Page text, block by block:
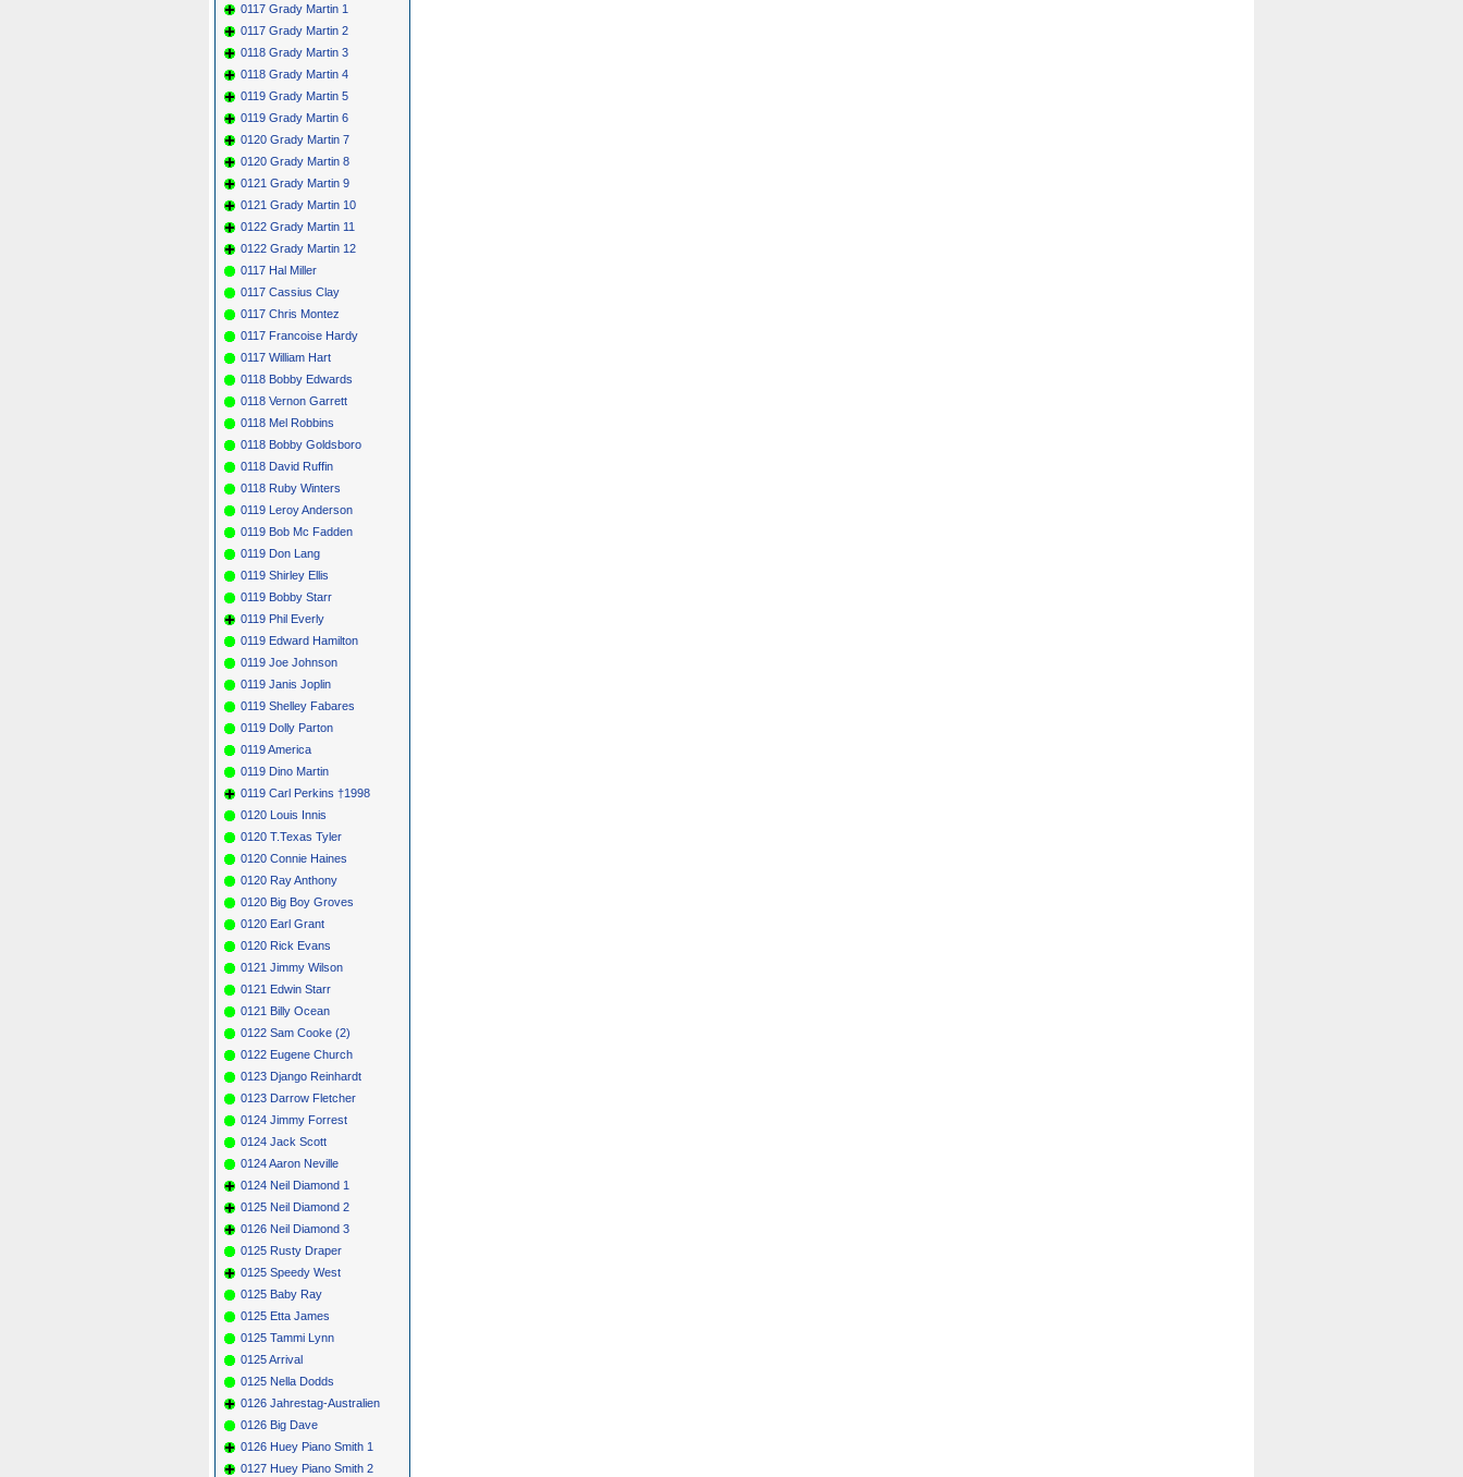
0117 Grady Martin 1
0117 Grady Martin 2
0118 Grady Martin 3
0118 Grady Martin 4
0119 Grady Martin 5
0119 Grady Martin 6
0120 Grady Martin 7
0120 Grady Martin 8
0121 Grady Martin 9
0121 Grady Martin 10
0122 Grady Martin 11
0122 Grady Martin 12
0117 Hal Miller
0117 Cassius Clay
0117 Chris Montez
0117 Francoise Hardy
0117 William Hart
0118 Bobby Edwards
0118 Vernon Garrett
0118 Mel Robbins
0118 Bobby Goldsboro
0118 David Ruffin
0118 Ruby Winters
0119 Leroy Anderson
0119 Bob Mc Fadden
0119 Don Lang
0119 Shirley Ellis
0119 Bobby Starr
0119 Phil Everly
0119 Edward Hamilton
0119 Joe Johnson
0119 Janis Joplin
0119 Shelley Fabares
0119 Dolly Parton
0119 America
0119 Dino Martin
0119 Carl Perkins †1998
0120 Louis Innis
0120 T.Texas Tyler
0120 Connie Haines
0120 Ray Anthony
0120 Big Boy Groves
0120 Earl Grant
0120 Rick Evans
0121 Jimmy Wilson
0121 Edwin Starr
0121 Billy Ocean
0122 Sam Cooke (2)
0122 Eugene Church
0123 Django Reinhardt
0123 Darrow Fletcher
0124 Jimmy Forrest
0124 Jack Scott
0124 Aaron Neville
0124 Neil Diamond 1
0125 Neil Diamond 2
0126 Neil Diamond 3
0125 Rusty Draper
0125 Speedy West
0125 Baby Ray
0125 Etta James
0125 Tammi Lynn
0125 Arrival
0125 Nella Dodds
0126 Jahrestag-Australien
0126 Big Dave
0126 Huey Piano Smith 1
0127 Huey Piano Smith 2